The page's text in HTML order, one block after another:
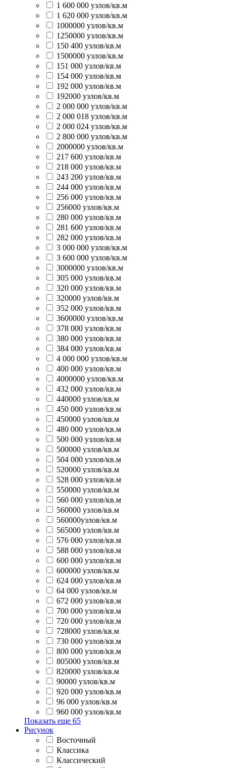
1 600 000 узлов/кв.м
1 620 000 узлов/кв.м
1000000 узлов/кв.м
1250000 узлов/кв.м
150 400 узлов/кв.м
1500000 узлов/кв.м
151 000 узлов/кв.м
154 000 узлов/кв.м
192 000 узлов/кв.м
192000 узлов/кв.м
2 000 000 узлов/кв.м
2 000 018 узлов/кв.м
2 000 024 узлов/кв.м
2 800 000 узлов/кв.м
2000000 узлов/кв.м
217 600 узлов/кв.м
218 000 узлов/кв.м
243 200 узлов/кв.м
244 000 узлов/кв.м
256 000 узлов/кв.м
256000 узлов/кв.м
280 000 узлов/кв.м
281 600 узлов/кв.м
282 000 узлов/кв.м
3 000 000 узлов/кв.м
3 600 000 узлов/кв.м
3000000 узлов/кв.м
305 000 узлов/кв.м
320 000 узлов/кв.м
320000 узлов/кв.м
352 000 узлов/кв.м
3600000 узлов/кв.м
378 000 узлов/кв.м
380 000 узлов/кв.м
384 000 узлов/кв.м
4 000 000 узлов/кв.м
400 000 узлов/кв.м
4000000 узлов/кв.м
432 000 узлов/кв.м
440000 узлов/кв.м
450 000 узлов/кв.м
450000 узлов/кв.м
480 000 узлов/кв.м
500 000 узлов/кв.м
500000 узлов/кв.м
504 000 узлов/кв.м
520000 узлов/кв.м
528 000 узлов/кв.м
550000 узлов/кв.м
560 000 узлов/кв.м
560000 узлов/кв.м
560000узлов/кв.м
565000 узлов/кв.м
576 000 узлов/кв.м
588 000 узлов/кв.м
600 000 узлов/кв.м
600000 узлов/кв.м
624 000 узлов/кв.м
64 000 узлов/кв.м
672 000 узлов/кв.м
700 000 узлов/кв.м
720 000 узлов/кв.м
728000 узлов/кв.м
730 000 узлов/кв.м
800 000 узлов/кв.м
805000 узлов/кв.м
820000 узлов/кв.м
90000 узлов/кв.м
920 000 узлов/кв.м
96 000 узлов/кв.м
960 000 узлов/кв.м
Показать еще 65
Рисунок
Восточный
Классика
Классический